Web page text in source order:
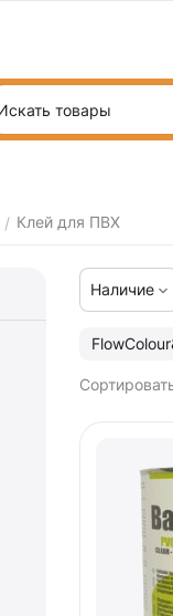
/ Клей для ПВХ
Наличие